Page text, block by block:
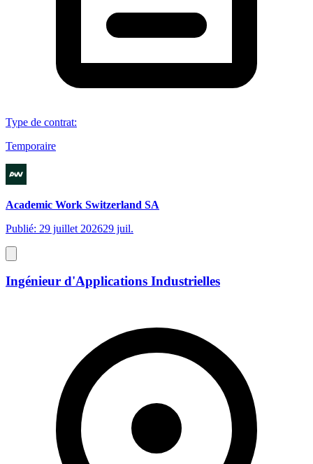
Type de contrat:
Temporaire
Academic Work Switzerland SA
Publié: 29 juillet 202629 juil.
Ingénieur d'Applications Industrielles